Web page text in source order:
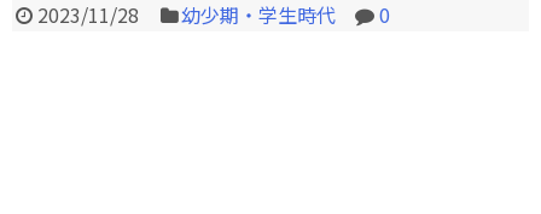
2023/11/28 幼少期・学生時代 0